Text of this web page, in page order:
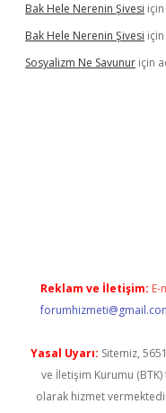
Bak Hele Nerenin Şivesi için
Bak Hele Nerenin Şivesi için
Sosyalizm Ne Savunur için
Reklam ve İletişim: E-
Yasal Uyarı: Sitemiz,
ve İletişim Kurumu (BTK)
olarak hizmet